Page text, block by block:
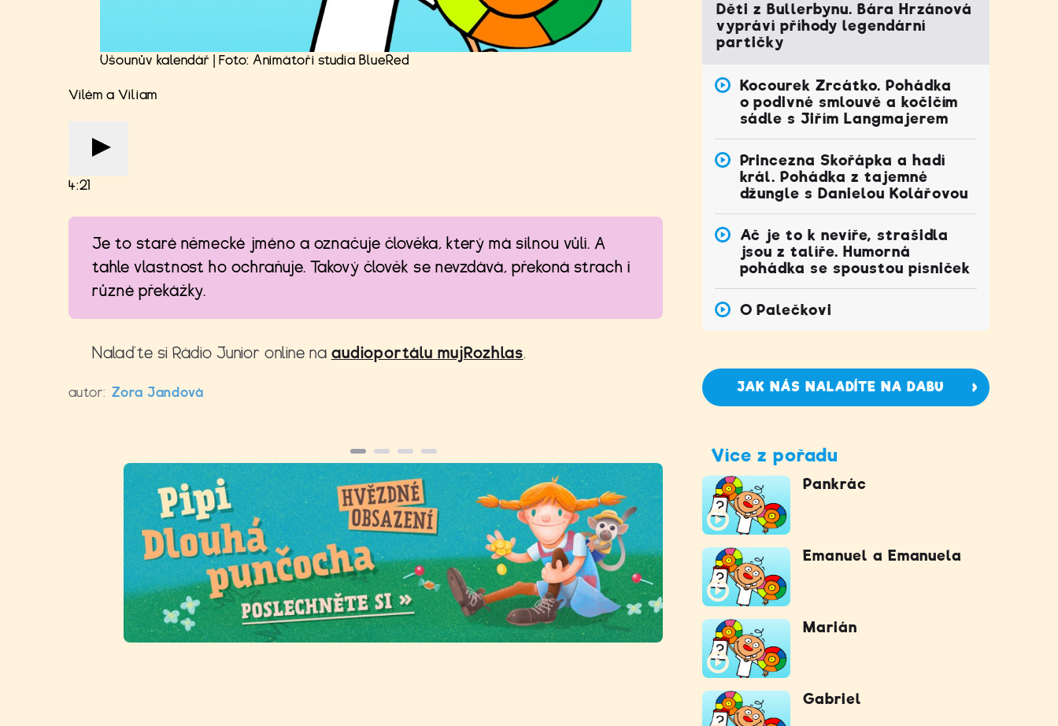
Ušounův kalendář | Foto: Animátoři studia BlueRed
Vilém a Viliam
4:21
Je to staré německé jméno a označuje člověka, který má silnou vůli. A
tahle vlastnost ho ochraňuje. Takový člověk se nevzdává, překoná strach i
různé překážky.
Nalaďte si Rádio Junior online na audioportálu mujRozhlas.
autor: Zora Jandová
Děti z Bullerbynu. Bára Hrzánová
vypráví příhody legendární
partičky
Kocourek Zrcátko. Pohádka
o podivné smlouvě a kočičím
sádle s Jiřím Langmajerem
Princezna Skořápka a hadí
král. Pohádka z tajemné
džungle s Danielou Kolářovou
Ač je to k nevíře, strašidla
jsou z talíře. Humorná
pohádka se spoustou písniček
O Palečkovi
JAK NÁS NALADÍTE NA DABU
Více z pořadu
Pankrác
Emanuel a Emanuela
Marián
Gabriel